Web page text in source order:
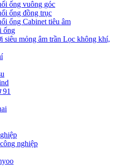
ống vuông góc
ống đồng trục
ống Cabinet tiêu âm
ống
siêu mỏng âm trần Lọc không khí,
91
nghiệp